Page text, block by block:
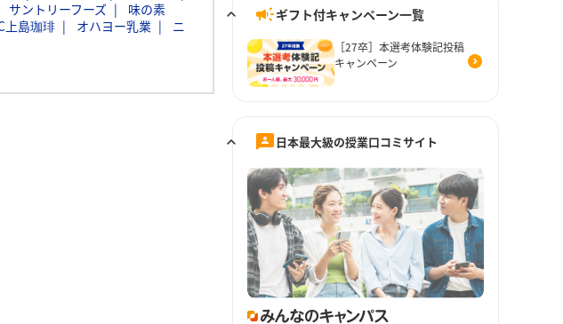
サントリーフーズ
味の素
上島珈琲 オハヨー乳業
ニ
ギフト付キャンペーン一覧
［27卒］本選考体験記投稿
キャンペーン
日本最大級の授業口コミサイト